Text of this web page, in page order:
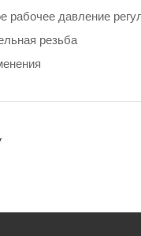
рабочее давление
резьба